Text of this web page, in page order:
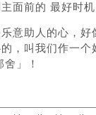
面前的 最好时机
意助人的心，好
，叫我们作一个
」！